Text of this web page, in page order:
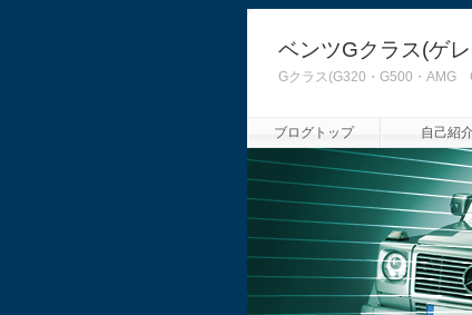
ベンツGクラス(ゲ
Gクラス(G320・G500・AMG
ブログトップ 自己紹